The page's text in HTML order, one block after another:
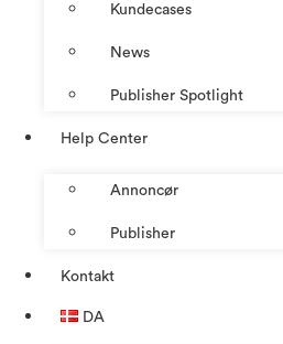
Kundecases
News
Publisher Spotlight
Help Center
Annoncør
Publisher
Kontakt
DA